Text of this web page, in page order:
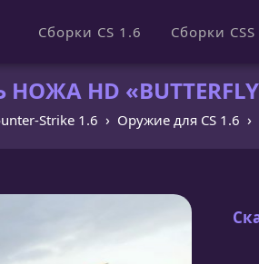
Сборки CS 1.6 Сборки
HD
Strike 1.6 Оружие для CS 1.6